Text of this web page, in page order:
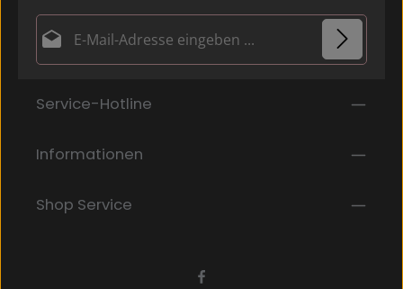
E-Mail-Adresse*
Ich habe dieDatenschutzbestimmungen
mit ihnen einverstanden.
Die mit einem Stern (*) markierten Felder sind
Pflichtfelder.
Service-Hotline
Informationen
Shop Service